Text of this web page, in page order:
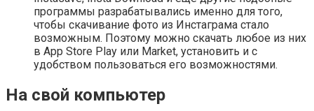
программы разрабатывались именно для того,
чтобы скачивание фото из Инстаграма стало
возможным. Поэтому можно скачать любое из них
в App Store Play или Market, установить и с
удобством пользоваться его возможностями.
На свой компьютер